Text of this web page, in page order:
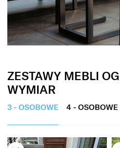
ZESTAWY MEBLI
WYMIAR
3 - OSOBOWE 4 - OSOBOWE